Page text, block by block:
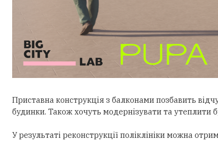
Приставна конструкція з балконами позбавить
будинки. Також хочуть модернізувати та утеплити
У результаті реконструкції поліклініки можна